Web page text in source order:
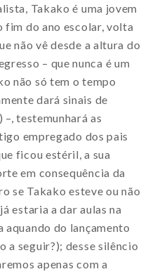
Takako é uma jovem
fim do ano escolar, volta
não vê desde a altura do
– que nunca é um
não só tem o tempo
dará sinais de
testemunhará as
empregado dos pais
ficou estéril, a sua
em consequência da
se Takako esteve ou não
estaria a dar aulas na
do lançamento
a seguir?); desse silêncio
apenas com a